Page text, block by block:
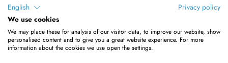
Anmelden
Passwort zurücksetzen
English
Privacy policy
We use cookies
We may place these for analysis of our visitor data, to improve our website, show
personalised content and to give you a great website experience. For more
information about the cookies we use open the settings.